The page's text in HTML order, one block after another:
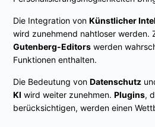
Die Integration vonKünstlicher
wird zunehmend nahtloser werden.
Gutenberg-Editors werden
Funktionen enthalten.
Die Bedeutung vonDatenschutz
KI wird weiter zunehmen.Plugins,
berücksichtigen, werden einen